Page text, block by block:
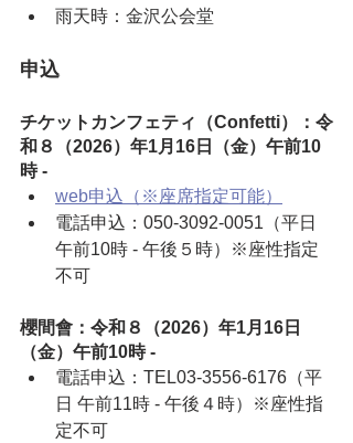
雨天時：金沢公会堂
申込
チケットカンフェティ（Confetti）：令
和８（2026）年1月16日（金）午前10
時 -
web申込（※座席指定可能）
電話申込：050-3092-0051（平日
午前10時 - 午後５時）※座性指定
不可
櫻間會：令和８（2026）年1月16日
（金）午前10時 -
電話申込：TEL03-3556-6176（平
日 午前11時 - 午後４時）※座性指
定不可